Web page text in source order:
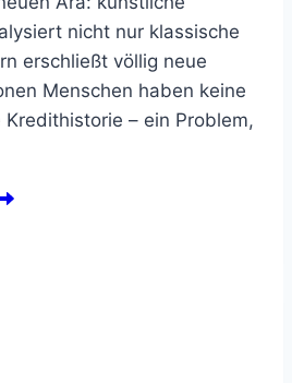
nicht nur klassische
erschließt völlig neue
Menschen haben keine
Kredithistorie – ein Problem,